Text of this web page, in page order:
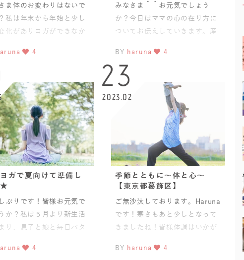
ま体のお変わりはないで
私は年末から年始と少し
化がありヨガができなか
らまたヨガを再開してま
4
みなさま＾＾お元気でしょう
か？今日はママの心の在り方に
ついてお伝えしていきます。産
前より心が乱れやすい。。。体
が
BY haruna 4
ガで夏向けて準備し
★
ぶりです！皆様お元気で
か？私は５月より新生活
り、息子と娘と毎日バタ
生活落ち着きましたか？
4
23
2023.02
季節とともに～体と心～
【東京都葛飾区】
ご無沙汰しております。Haruna
です！寒さもあと少しとなって
きましたね！皆様体調はいかが
月は子供の体調不良が続
BY haruna 4